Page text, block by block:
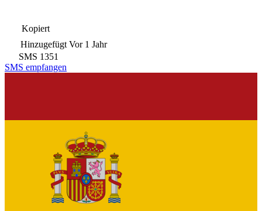
Kopiert
Hinzugefügt Vor 1 Jahr
SMS 1351
SMS empfangen